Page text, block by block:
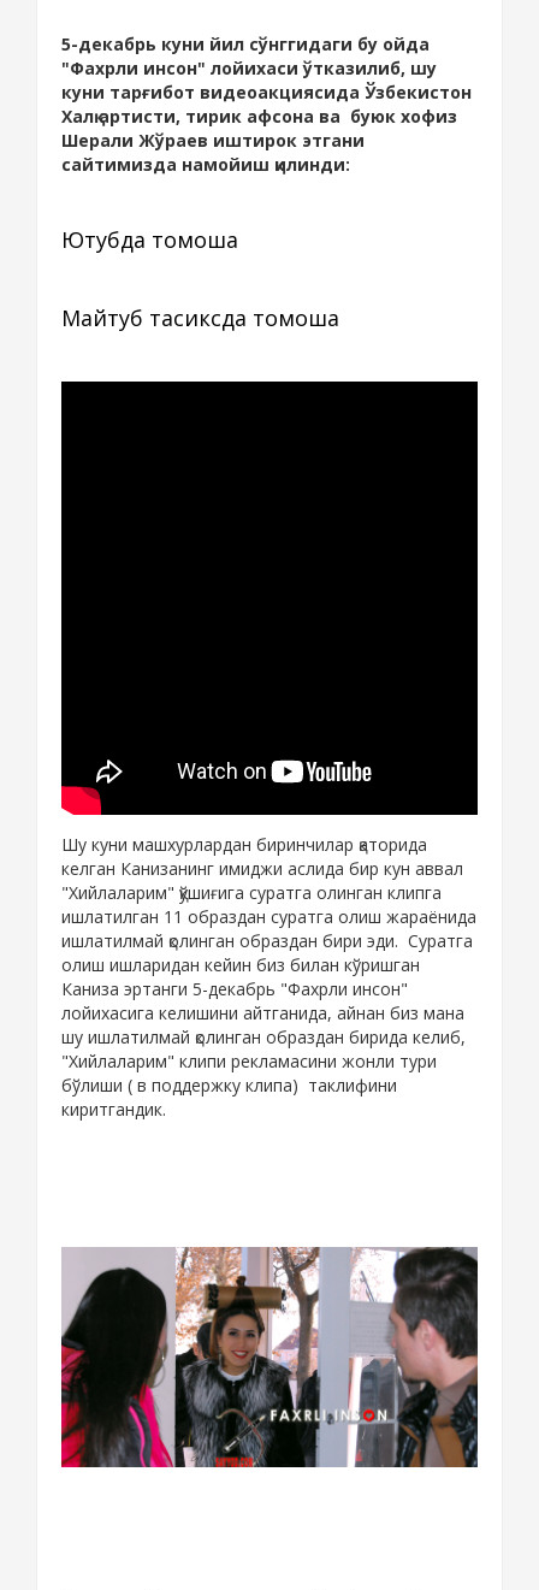
5-декабрь куни йил сўнггидаги бу ойда
"Фахрли инсон" лойихаси ўтказилиб, шу
куни тарғибот видеоакциясида Ўзбекистон
Халқ артисти, тирик афсона ва буюк хофиз
Шерали Жўраев иштирок этгани
сайтимизда намойиш қилинди:
Ютубда томоша
Майтуб тасиксда томоша
Шу куни машхурлардан биринчилар қаторида
келган Канизанинг имиджи аслида бир кун аввал
"Хийлаларим" қўшиғига суратга олинган клипга
ишлатилган 11 образдан суратга олиш жараёнида
ишлатилмай қолинган образдан бири эди. Суратга
олиш ишларидан кейин биз билан кўришган
Каниза эртанги 5-декабрь "Фахрли инсон"
лойихасига келишини айтганида, айнан биз мана
шу ишлатилмай қолинган образдан бирида келиб,
"Хийлаларим" клипи рекламасини жонли тури
бўлиши ( в поддержку клипа) таклифини
киритгандик.